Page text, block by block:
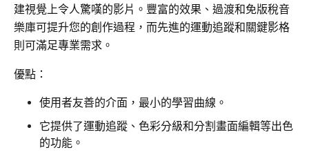
建視覺上令人驚嘆的影片。豐富的效果、過渡和免版稅音
樂庫可提升您的創作過程，而先進的運動追蹤和關鍵影格
則可滿足專業需求。
優點：
使用者友善的介面，最小的學習曲線。
它提供了運動追蹤、色彩分級和分割畫面編輯等出色
的功能。